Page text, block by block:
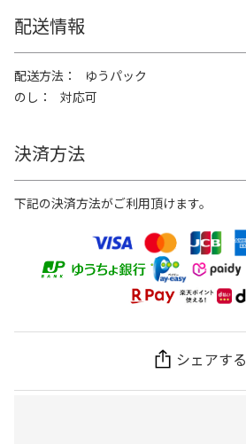
配送情報
配送方法
ゆうパック
のし
対応可
決済方法
下記の決済方法がご利用頂けます。
シェアする